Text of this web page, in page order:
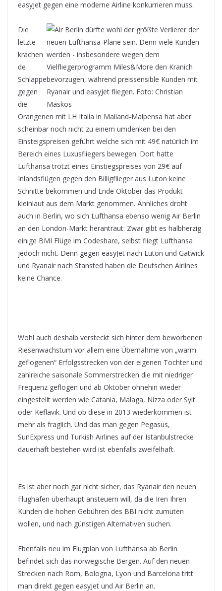
easyJet gegen eine moderne Airline konkurrieren muss.
Die
letzte
krachen
de
Schlappe
gegen
die
Orangenen mit LH Italia in Mailand-Malpensa hat aber
scheinbar noch nicht zu einem umdenken bei den
Einsteigspreisen geführt welche sich mit 49€ natürlich im
Bereich eines Luxusfliegers bewegen. Dort hatte
Lufthansa trotzt eines Einstiegspreises von 29€ auf
Inlandsflügen gegen den Billigflieger aus Luton keine
Schnitte bekommen und Ende Oktober das Produkt
kleinlaut aus dem Markt genommen. Ähnliches droht
auch in Berlin, wo sich Lufthansa ebenso wenig Air Berlin
an den London-Markt herantraut: Zwar gibt es halbherzig
einige BMI Flüge im Codeshare, selbst fliegt Lufthansa
jedoch nicht. Denn gegen easyJet nach Luton und Gatwick
und Ryanair nach Stansted haben die Deutschen Airlines
keine Chance.
Wohl auch deshalb versteckt sich hinter dem beworbenen
Riesenwachstum vor allem eine Übernahme von „warm
geflogenen“ Erfolgsstrecken von der eigenen Tochter und
zahlreiche saisonale Sommerstrecken die mit niedriger
Frequenz geflogen und ab Oktober ohnehin wieder
eingestellt werden wie Catania, Malaga, Nizza oder Sylt
oder Keflavik. Und ob diese in 2013 wiederkommen ist
mehr als fraglich. Und das man gegen Pegasus,
SunExpress und Turkish Airlines auf der Istanbulstrecke
dauerhaft bestehen wird ist ebenfalls zweifelhaft.
Es ist aber noch gar nicht sicher, das Ryanair den neuen
Flughafen überhaupt ansteuern will, da die Iren Ihren
Kunden die hohen Gebühren des BBI nicht zumuten
wollen, und nach günstigen Alternativen suchen.
Ebenfalls neu im Flugplan von Lufthansa ab Berlin
befindet sich das norwegische Bergen. Auf den neuen
Strecken nach Rom, Bologna, Lyon und Barcelona tritt
man direkt gegen easyJet und Air Berlin an.